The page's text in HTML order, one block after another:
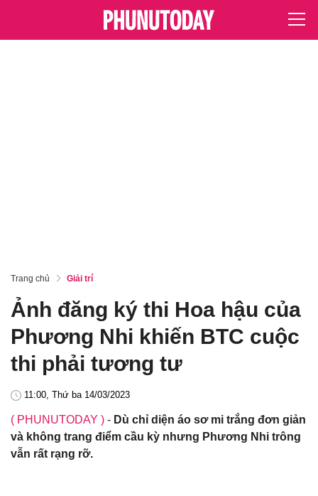
Trang chủ Giải trí
Ảnh đăng ký thi Hoa hậu của
Phương Nhi khiến BTC cuộc
thi phải tương tư
11:00, Thứ ba 14/03/2023
( PHUNUTODAY ) - Dù chỉ diện áo sơ mi trắng đơn giản
và không trang điểm cầu kỳ nhưng Phương Nhi trông
vẫn rất rạng rỡ.